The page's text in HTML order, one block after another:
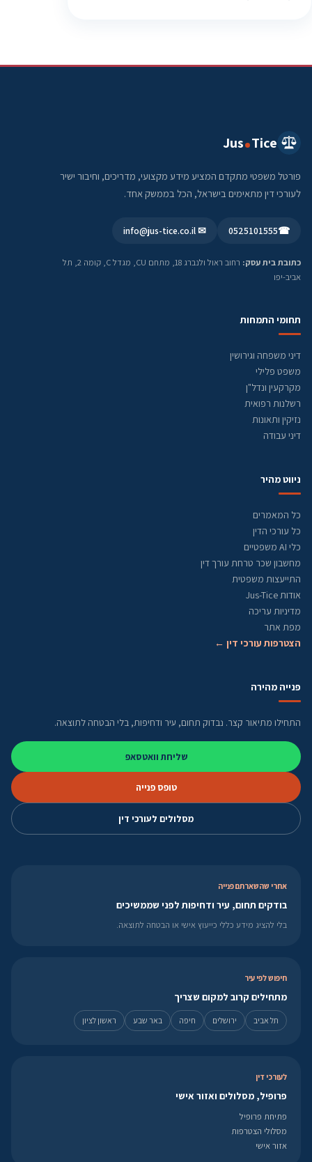
Jus Tice
פורטל משפטי מתקדם המציע מידע מקצועי, מדריכים, וחיבור ישיר
לעורכי דין מתאימים בישראל, הכל בממשק אחד.
☎
0525101555
✉ info@jus-tice.co.il
כתובת בית עסק:
רחוב ראול ולנברג 18, מתחם CU, מגדל C, קומה 2, תל
אביב-יפו
תחומי התמחות
דיני משפחה וגירושין
משפט פלילי
מקרקעין ונדל"ן
רשלנות רפואית
נזיקין ותאונות
דיני עבודה
ניווט מהיר
כל המאמרים
כל עורכי הדין
כלי AI משפטיים
מחשבון שכר טרחת עורך דין
התייעצות משפטית
אודות Jus-Tice
מדיניות עריכה
מפת אתר
הצטרפות עורכי דין ←
פנייה מהירה
התחילו מתיאור קצר. נבדוק תחום, עיר ודחיפות, בלי הבטחה לתוצאה.
שליחת וואטסאפ
טופס פנייה
מסלולים לעורכי דין
אחרי שהשארתם פנייה
בודקים תחום, עיר ודחיפות לפני שממשיכים
בלי להציג מידע כללי כייעוץ אישי או הבטחה לתוצאה.
חיפוש לפי עיר
מתחילים קרוב למקום שצריך
תל אביב ירושלים חיפה באר שבע ראשון לציון
לעורכי דין
פרופיל, מסלולים ואזור אישי
פתיחת פרופיל
מסלולי הצטרפות
אזור אישי